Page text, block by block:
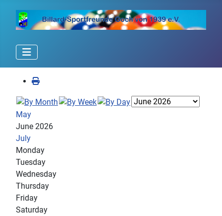
May
June 2026
July
Monday
Tuesday
Wednesday
Thursday
Friday
Saturday